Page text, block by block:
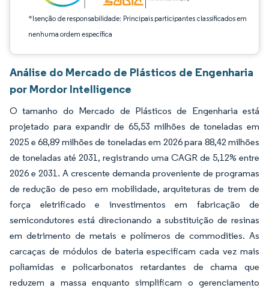
*Isenção de responsabilidade: Principais participantes classificados em
nenhuma ordem específica
Análise do Mercado de Plásticos de Engenharia
por Mordor Intelligence
O tamanho do Mercado de Plásticos de Engenharia está
projetado para expandir de 65,53 milhões de toneladas em
2025 e 68,89 milhões de toneladas em 2026 para 88,42 milhões
de toneladas até 2031, registrando uma CAGR de 5,12% entre
2026 e 2031. A crescente demanda proveniente de programas
de redução de peso em mobilidade, arquiteturas de trem de
força eletrificado e investimentos em fabricação de
semicondutores está direcionando a substituição de resinas
em detrimento de metais e polímeros de commodities. As
carcaças de módulos de bateria especificam cada vez mais
poliamidas e policarbonatos retardantes de chama que
reduzem a massa enquanto simplificam o gerenciamento